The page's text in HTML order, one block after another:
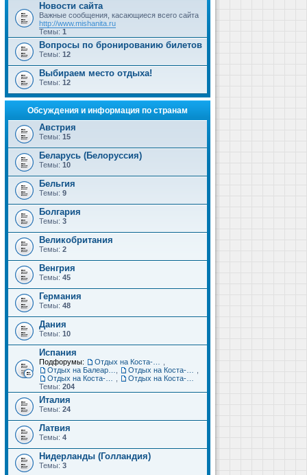
Новости сайта
Важные сообщения, касающиеся всего сайта
http://www.mishanita.ru
Темы: 1
Вопросы по бронированию билетов
Темы: 12
Выбираем место отдыха!
Темы: 12
Обсуждения и информация по странам
Австрия
Темы: 15
Беларусь (Белоруссия)
Темы: 10
Бельгия
Темы: 9
Болгария
Темы: 3
Великобритания
Темы: 2
Венгрия
Темы: 45
Германия
Темы: 48
Дания
Темы: 10
Испания
Подфорумы:
Темы: 204
Италия
Темы: 24
Латвия
Темы: 4
Нидерланды (Голландия)
Темы: 3